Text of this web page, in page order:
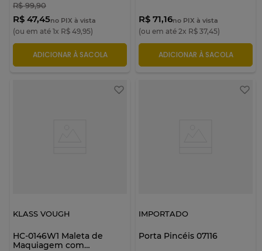
R$ 99,90
R$ 47,45no PIX à vista
(ou em até 1x R$ 49,95)
ADICIONAR À SACOLA
R$ 71,16no PIX à vista
(ou em até 2x R$ 37,45)
ADICIONAR À SACOLA
KLASS VOUGH
HC-0146W1 Maleta de
Maquiagem com
IMPORTADO
Porta Pincéis 07116